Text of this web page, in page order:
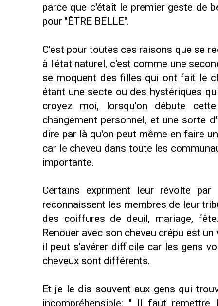
parce que c'était le premier geste de
pour "ÊTRE BELLE".
C'est pour toutes ces raisons que se
à l'état naturel, c'est comme une
se moquent des filles qui ont fait le
étant une secte ou des hystériques
croyez moi, lorsqu'on débute
changement personnel, et une sorte
dire par là qu'on peut même en faire
car le cheveu dans toute les
importante.
Certains expriment leur révolte
reconnaissent les membres de leur
des coiffures de deuil, mariage,
Renouer avec son cheveu crépu est
il peut s'avérer difficile car les gens
cheveux sont différents.
Et je le dis souvent aux gens qui
incompréhensible: " Il faut